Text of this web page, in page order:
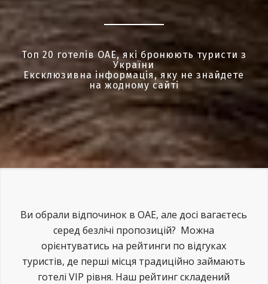
Топ 20 готелів ОАЕ, які бронюють туристи з
України
Ексклюзивна інформація, яку не знайдете
на жодному сайті
Ви обрали відпочинок в ОАЕ, але досі вагаєтесь
серед безлічі пропозицій? Можна
орієнтуватись на рейтинги по відгуках
туристів, де перші місця традиційно займають
готелі VIP рівня. Наш рейтинг складений